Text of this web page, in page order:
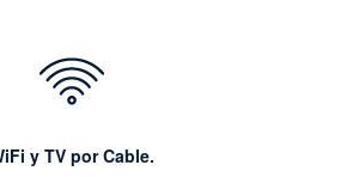
y TV por Cable.